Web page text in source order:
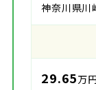
神奈川県
29.65万